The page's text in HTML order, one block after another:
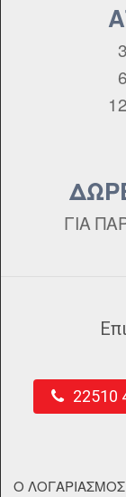
ΓΙΑ
22510
Ο